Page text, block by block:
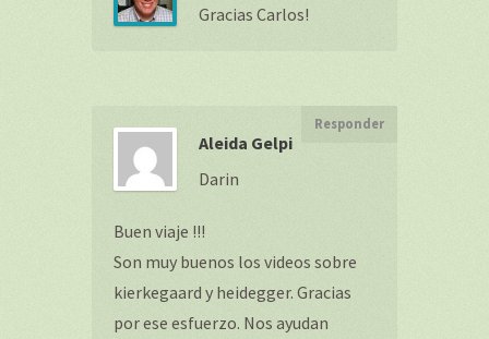
Gracias Carlos!
Aleida Gelpi
Responder
Darin
Buen viaje !!!
Son muy buenos los videos sobre
kierkegaard y heidegger. Gracias
por ese esfuerzo. Nos ayudan